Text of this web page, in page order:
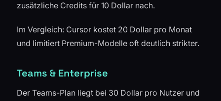
zusätzliche Credits für 10 Dollar nach.
Im Vergleich: Cursor kostet 20 Dollar pro Monat
und limitiert Premium-Modelle oft deutlich strikter.
Teams & Enterprise
Der Teams-Plan liegt bei 30 Dollar pro Nutzer und